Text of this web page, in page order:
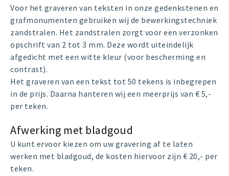
Voor het graveren van teksten in onze gedenkstenen en
grafmonumenten gebruiken wij de bewerkingstechniek
zandstralen. Het zandstralen zorgt voor een verzonken
opschrift van 2 tot 3 mm. Deze wordt uiteindelijk
afgedicht met een witte kleur (voor bescherming en
contrast).
Het graveren van een tekst tot 50 tekens is inbegrepen
in de prijs. Daarna hanteren wij een meerprijs van € 5,-
per teken.
Afwerking met bladgoud
U kunt ervoor kiezen om uw gravering af te laten
werken met bladgoud, de kosten hiervoor zijn € 20,- per
teken.